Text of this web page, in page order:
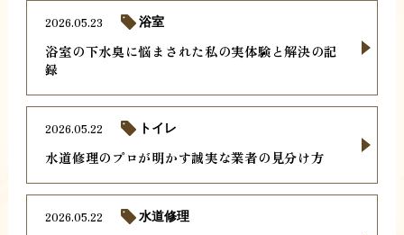
浴室の下水臭に悩まされた私の実体験と解決の記
録
2026.05.23 浴室
水道修理のプロが明かす誠実な業者の見分け方
2026.05.22 トイレ
2026.05.22 水道修理